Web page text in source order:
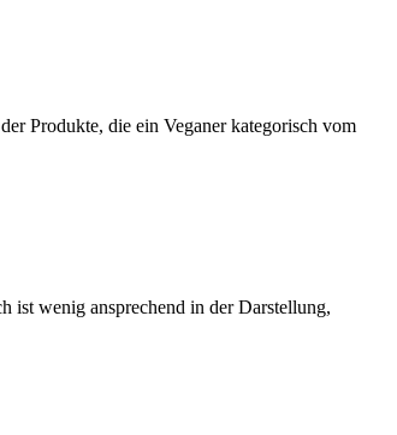
Produkte, die ein Veganer kategorisch vom
ist wenig ansprechend in der Darstellung,